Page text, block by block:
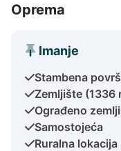
Oprema
Imanje
Stambena
Zemljište (1336
Ograđeno
Samostojeća
Ruralna lokacija